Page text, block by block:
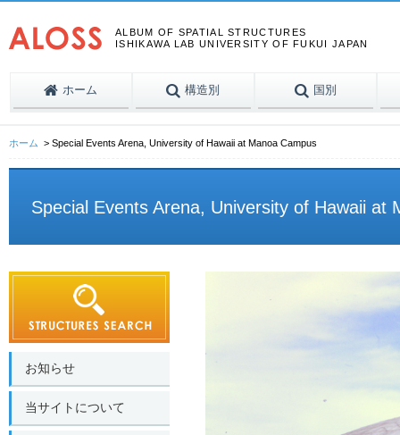
ALBUM OF SPATIAL STRUCTURES
ISHIKAWA LAB UNIVERSITY OF FUKUI JAPAN
ホーム 構造別 国別
ホーム Special Events Arena, University of Hawaii at Manoa Campus
Special Events Arena, University of Hawaii at
お知らせ
当サイトについて